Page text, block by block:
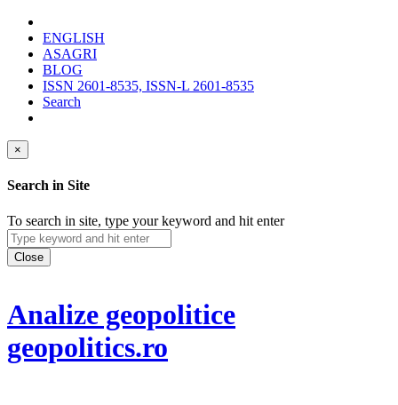
ENGLISH
ASAGRI
BLOG
ISSN 2601-8535, ISSN-L 2601-8535
Search
×
Search in Site
To search in site, type your keyword and hit enter
Close
Analize geopolitice
geopolitics.ro